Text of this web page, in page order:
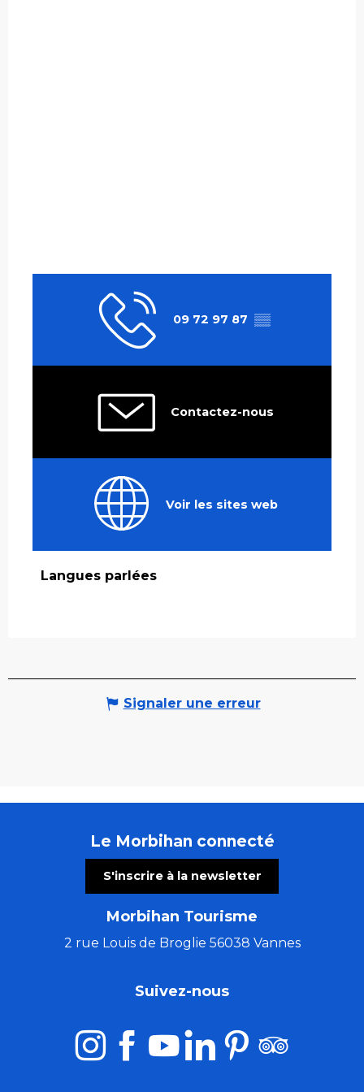
09 72 97 87 ▒▒
Contactez-nous
Voir les sites web
Langues parlées
Langues parlées
Signaler une erreur
Le Morbihan connecté
S'inscrire à la newsletter
Morbihan Tourisme
2 rue Louis de Broglie 56038 Vannes
Suivez-nous